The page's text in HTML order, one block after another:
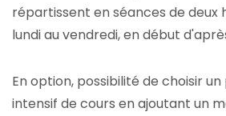
répartissent en séances de deux
lundi au vendredi, en début
En option, possibilité de choisir
intensif de cours en ajoutant un